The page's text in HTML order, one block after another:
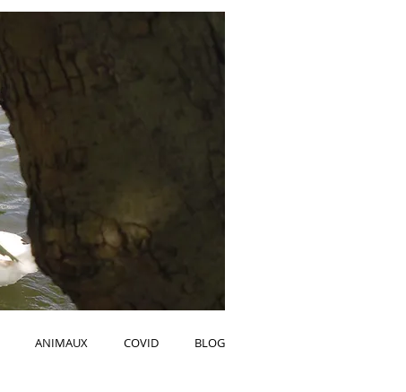
ANIMAUX COVID BLOG